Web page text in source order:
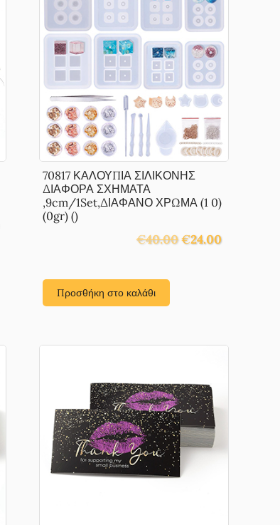
70817 ΚΑΛΟΥΠΙΑ ΣΙΛΙΚΟΝΗΣ
ΔΙΑΦΟΡΑ ΣΧΗΜΑΤΑ
,9cm/1Set,ΔΙΑΦΑΝΟ ΧΡΩΜΑ (1 0)
(0gr) ()
€40.00 Original
€24.00Η
Προσθήκη στο καλάθι